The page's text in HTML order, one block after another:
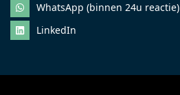
WhatsApp (binnen 24u reactie)
LinkedIn